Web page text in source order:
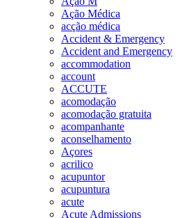
Ação Médica
acção médica
Accident & Emergency
Accident and Emergency
accommodation
account
ACCUTE
acomodação
acomodação gratuita
acompanhante
aconselhamento
Açores
acrilico
acupuntor
acupuntura
acute
Acute Admissions